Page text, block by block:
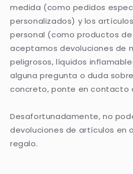
medida (como pedidos
personalizados) y los
personal (como productos
aceptamos devoluciones de
peligrosos, líquidos
alguna pregunta o duda
concreto, ponte en contacto
Desafortunadamente, no
devoluciones de artículos en
regalo.